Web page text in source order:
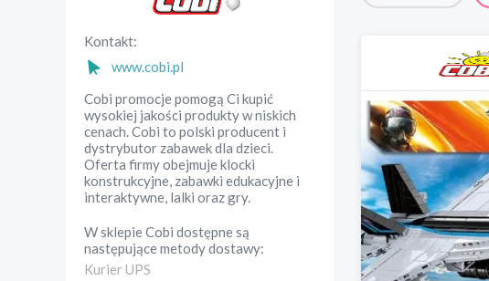
Kontakt:
www.cobi.pl
Cobi promocje pomogą Ci kupić
wysokiej jakości produkty w niskich
cenach. Cobi to polski producent i
dystrybutor zabawek dla dzieci.
Oferta firmy obejmuje klocki
konstrukcyjne, zabawki edukacyjne i
interaktywne, lalki oraz gry.
W sklepieCobi dostępne są
następujące metody dostawy:
Kurier UPS